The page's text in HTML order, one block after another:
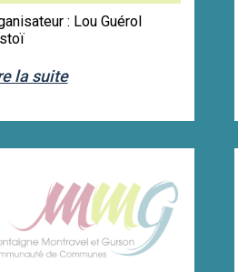
: Lou Guérol
la suite